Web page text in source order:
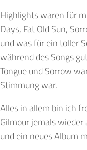
Highlights waren für
Days, Fat Old Sun,
und was für ein toller
während des Songs
Tongue und Sorrow
Stimmung war.
Alles in allem bin ich
Gilmour jemals
und ein neues Album